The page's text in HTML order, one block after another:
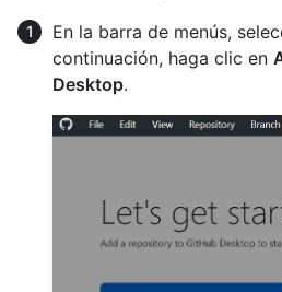
En la barra de menús,
continuación, haga clic en
Desktop.